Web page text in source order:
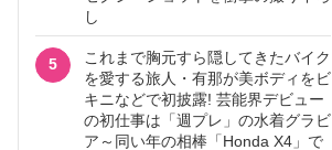
し
5
これまで胸元すら隠してきたバイク
を愛する旅人・有那が美ボディをビ
キニなどで初披露! 芸能界デビュー
の初仕事は「週プレ」の水着グラビ
ア～同い年の相棒「Honda X4」で